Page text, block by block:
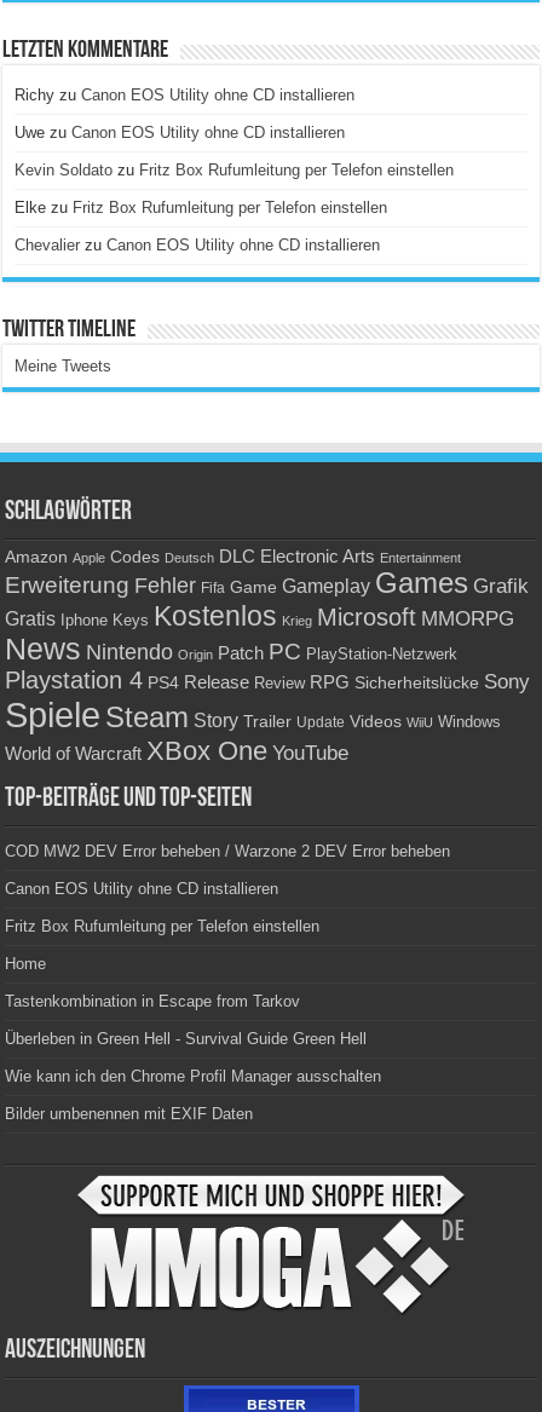
Letzten Kommentare
Richy zuCanon EOS Utility ohne CD installieren
Uwe zuCanon EOS Utility ohne CD installieren
Kevin Soldato zu Fritz Box Rufumleitung per Telefon einstellen
Elke zu Fritz Box Rufumleitung per Telefon einstellen
Chevalier zuCanon EOS Utility ohne CD installieren
Twitter Timeline
Meine Tweets
Schlagwörter
Amazon Apple Codes Deutsch DLC Electronic Arts Entertainment
Erweiterung Fehler Fifa Game Gameplay Games Grafik
Gratis Iphone Keys Kostenlos Krieg Microsoft MMORPG
News Nintendo Origin Patch PC PlayStation-Netzwerk
Playstation 4 PS4 Release Review RPG Sicherheitslücke Sony
Spiele Steam Story Trailer Update Videos WiiU Windows
World of Warcraft XBox One YouTube
Top-Beiträge und Top-Seiten
COD MW2 DEV Error beheben / Warzone 2 DEV Error beheben
Canon EOS Utility ohne CD installieren
Fritz Box Rufumleitung per Telefon einstellen
Home
Tastenkombination in Escape from Tarkov
Überleben in Green Hell - Survival Guide Green Hell
Wie kann ich den Chrome Profil Manager ausschalten
Bilder umbenennen mit EXIF Daten
Auszeichnungen